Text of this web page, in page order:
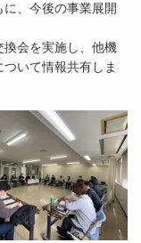
、今後の事業展開
会を実施し、他機
いて情報共有しま